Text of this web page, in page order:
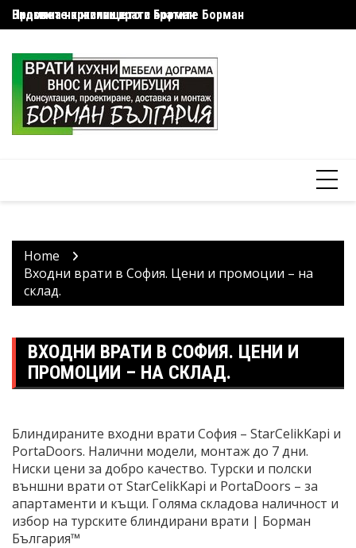
Skip
to
Видовете красиви врати Борман
Промяна на жилището с вратите Борман
Home
Входни врати в София. Цени и промоции – на
склад.
ВХОДНИ ВРАТИ В СОФИЯ. ЦЕНИ И
ПРОМОЦИИ – НА СКЛАД.
Блиндираните входни врати София – StarCelikKapi и
PortaDoors. Налични модели, монтаж до 7 дни.
Ниски цени за добро качество. Турски и полски
външни врати от StarCelikKapi и PortaDoors – за
апартаменти и къщи. Голяма складова наличност и
избор на турските блиндирани врати | Борман
България™